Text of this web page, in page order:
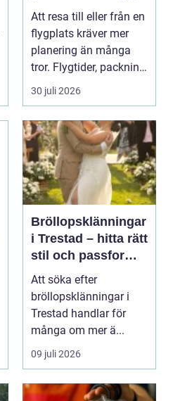
och smidig
Att resa till eller från en
flygplats kräver mer
planering än många
tror. Flygtider, packning,
säker...
30 juli 2026
Bröllopsklänningar
i Trestad – hitta rätt
stil och passform
inför den stora
dagen
Att söka efter
bröllopsklänningar i
Trestad handlar för
många om mer ä...
09 juli 2026